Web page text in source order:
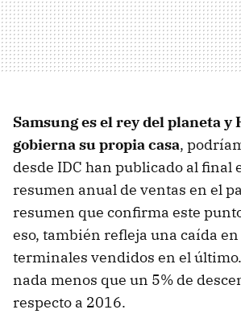
Samsung es el rey del planeta y
gobierna su propia casa,
desde IDC han publicado al final
resumen anual de ventas en el
resumen que confirma este
eso, también refleja una caída
terminales vendidos en el
nada menos que un 5% de
respecto a 2016.